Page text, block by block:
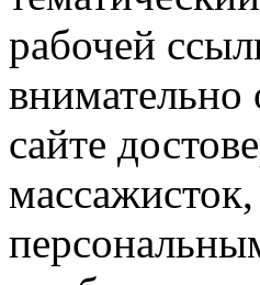
рабочей
сайте